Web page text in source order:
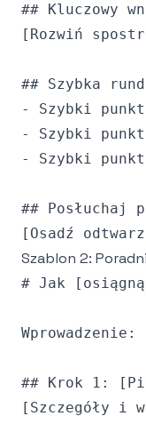
## Kluczowy
[Rozwiń
## Szybka
- Szybki
- Szybki
- Szybki
## Posłuchaj
Szablon 2:
# Jak
## Krok 1:
[Szczegóły i